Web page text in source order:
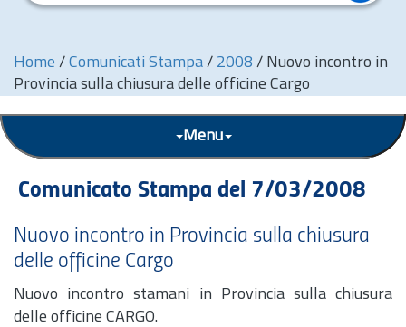
Home / Comunicati Stampa / 2008 / Nuovo incontro in
Provincia sulla chiusura delle officine Cargo
Menu
Comunicato Stampa del 7/03/2008
Nuovo incontro in Provincia sulla chiusura
delle officine Cargo
Nuovo incontro stamani in Provincia sulla chiusura
delle officine CARGO.